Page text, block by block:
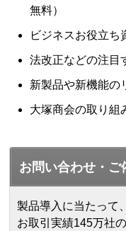
無料）
ビジネスお役立ち
法改正などの注目
新製品や新機能の
大塚商会の取り
お問い合わせ・ご
製品導入に当たって
お取引実績145万社